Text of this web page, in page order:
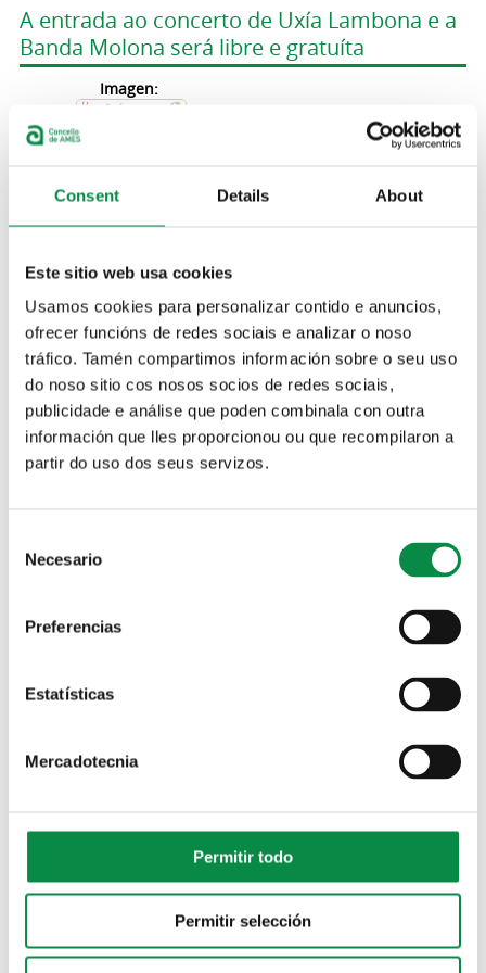
Consent Details About
Este sitio web usa cookies
Usamos cookies para personalizar contido e anuncios,
ofrecer funcións de redes sociais e analizar o noso
tráfico. Tamén compartimos información sobre o seu uso
do noso sitio cos nosos socios de redes sociais,
publicidade e análise que poden combinala con outra
información que lles proporcionou ou que recompilaron a
partir do uso dos seus servizos.
Selection
Necesario
Preferencias
Estatísticas
Mercadotecnia
Permitir todo
Permitir selección
A entrada ao concerto de Uxía Lambona e a
Banda Molona será libre e gratuíta
Imagen:
Molona co seu novo espectáculo "Un soño
é..."
Imagen:
Aberto o prazo de inscrición para participar
na actividade “Tecendo fíos”, do programa